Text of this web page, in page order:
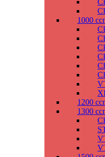
1000
1200
1300